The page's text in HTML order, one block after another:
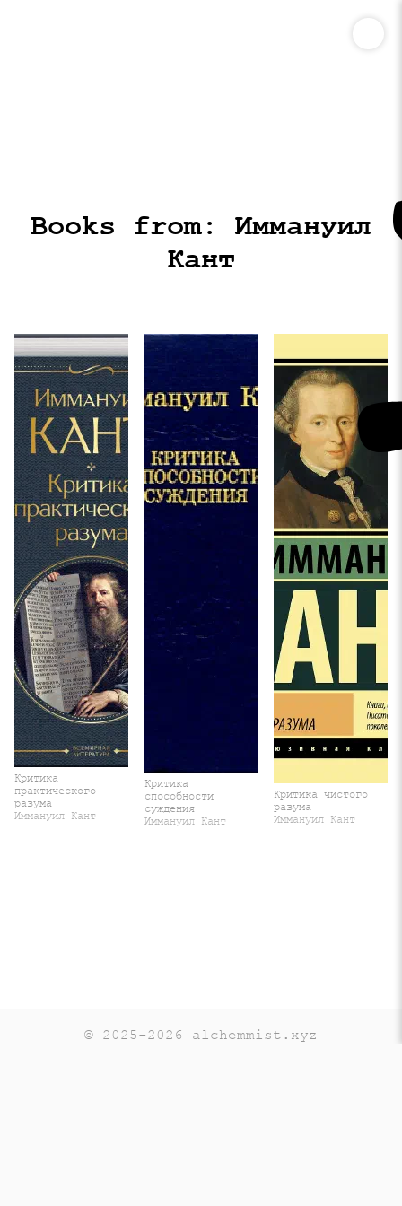
Books from: Иммануил
Кант
Критика
практического
разума
Иммануил Кант
Критика
способности
суждения
Иммануил Кант
Критика чистого
разума
Иммануил Кант
© 2025-2026 alchemmist.xyz